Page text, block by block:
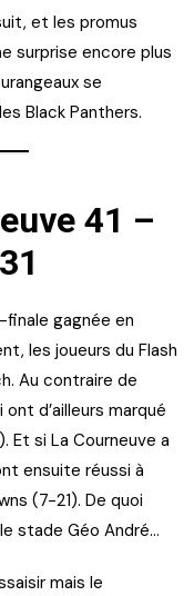
et les promus
surprise encore plus
se
Black Panthers.
41 –
gagnée en
les joueurs du Flash
Au contraire de
d’ailleurs marqué
si La Courneuve a
ensuite réussi à
(7-21). De quoi
stade Géo André…
mais le